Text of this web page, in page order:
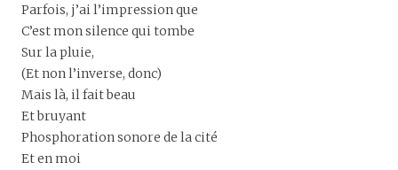
Parfois, j’ai l’impression que
C’est mon silence qui tombe
Sur la pluie,
(Et non l’inverse, donc)
Mais là, il fait beau
Et bruyant
Phosphoration sonore de la cité
Et en moi